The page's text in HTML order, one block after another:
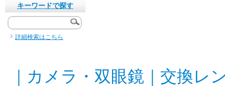
キーワードで探す
詳細検索はこちら
カメラ・双眼鏡
交換レ